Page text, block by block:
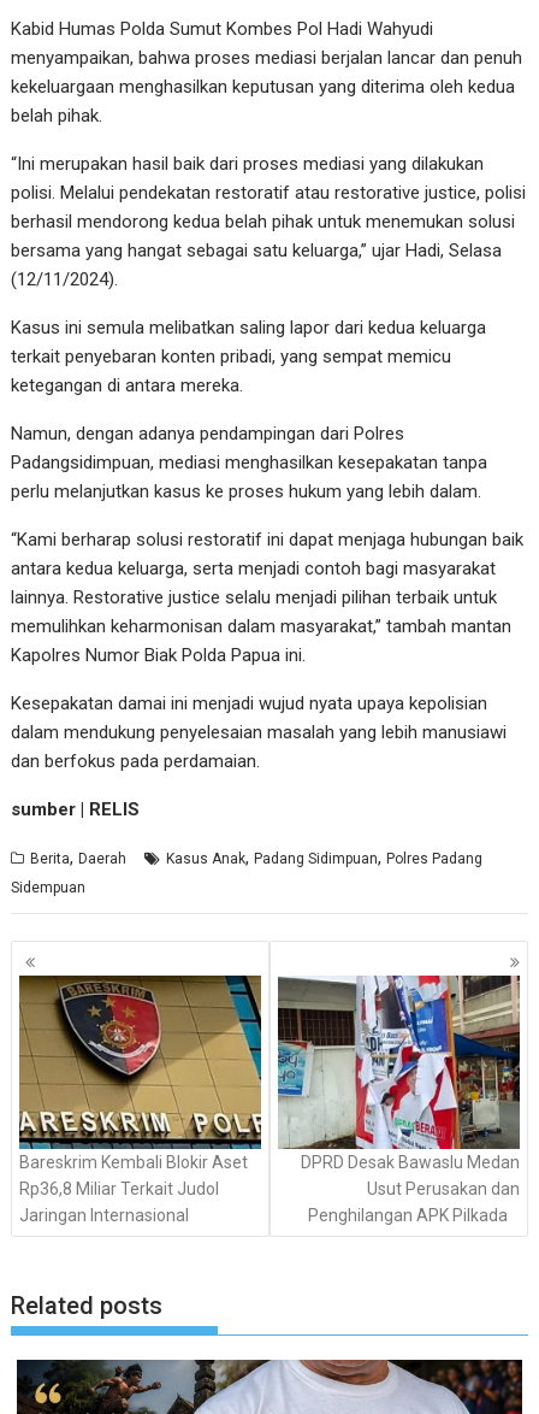
Kabid Humas Polda Sumut Kombes Pol Hadi Wahyudi
menyampaikan, bahwa proses mediasi berjalan lancar dan penuh
kekeluargaan menghasilkan keputusan yang diterima oleh kedua
belah pihak.
“Ini merupakan hasil baik dari proses mediasi yang dilakukan
polisi. Melalui pendekatan restoratif atau restorative justice, polisi
berhasil mendorong kedua belah pihak untuk menemukan solusi
bersama yang hangat sebagai satu keluarga,” ujar Hadi, Selasa
(12/11/2024).
Kasus ini semula melibatkan saling lapor dari kedua keluarga
terkait penyebaran konten pribadi, yang sempat memicu
ketegangan di antara mereka.
Namun, dengan adanya pendampingan dari Polres
Padangsidimpuan, mediasi menghasilkan kesepakatan tanpa
perlu melanjutkan kasus ke proses hukum yang lebih dalam.
“Kami berharap solusi restoratif ini dapat menjaga hubungan baik
antara kedua keluarga, serta menjadi contoh bagi masyarakat
lainnya. Restorative justice selalu menjadi pilihan terbaik untuk
memulihkan keharmonisan dalam masyarakat,” tambah mantan
Kapolres Numor Biak Polda Papua ini.
Kesepakatan damai ini menjadi wujud nyata upaya kepolisian
dalam mendukung penyelesaian masalah yang lebih manusiawi
dan berfokus pada perdamaian.
sumber | RELIS
Berita,Daerah Kasus Anak,Padang Sidimpuan,Polres Padang
Sidempuan
Navigasi
pos
Bareskrim Kembali Blokir Aset
Rp36,8 Miliar Terkait Judol
Jaringan Internasional
DPRD Desak Bawaslu Medan
Usut Perusakan dan
Penghilangan APK Pilkada
Related posts